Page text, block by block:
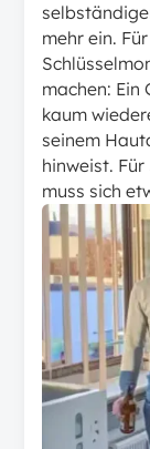
mehr ein.
machen:
kaum
seinem
hinweist.
muss sich